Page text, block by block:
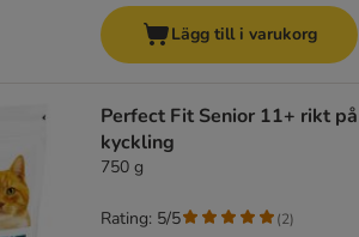
Lägg till i varukorg
Perfect Fit Senior 11+ rikt på
kyckling
750 g
Rating: 5/5 (2)